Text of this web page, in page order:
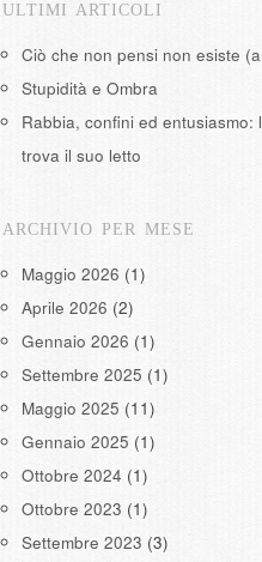
ULTIMI ARTICOLI
Ciò che non pensi non esiste
Stupidità e Ombra
Rabbia, confini ed entusiasmo:
trova il suo letto
ARCHIVIO PER MESE
Maggio 2026 (1)
Aprile 2026 (2)
Gennaio 2026 (1)
Settembre 2025 (1)
Maggio 2025 (11)
Gennaio 2025 (1)
Ottobre 2024 (1)
Ottobre 2023 (1)
Settembre 2023 (3)